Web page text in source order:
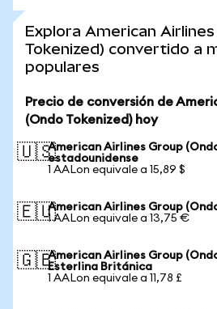
Explora American
Tokenized) convertido a
populares
Precio de conversión de
(Ondo Tokenized) hoy
🇺🇸American Airlines Group
estadounidense
1 AALon equivale a 15,89 $
🇪🇺American Airlines Group
1 AALon equivale a 13,75 €
🇬🇧American Airlines Group
Esterlina Británica
1 AALon equivale a 11,78 £